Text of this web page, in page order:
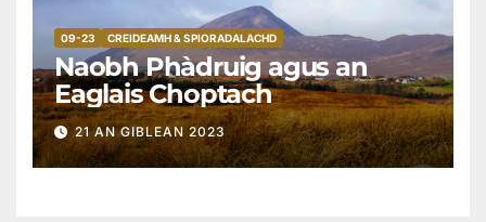
09-23 CREIDEAMH & SPIORADALACHD
Naobh Phàdruig agus an
Eaglais Choptach
21 AN GIBLEAN 2023